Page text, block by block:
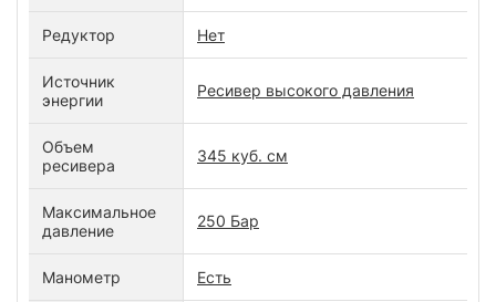
Редуктор Нет
Источник
энергии
Ресивер высокого давления
Объем
ресивера
345 куб. см
Максимальное
давление
250 Бар
Манометр Есть